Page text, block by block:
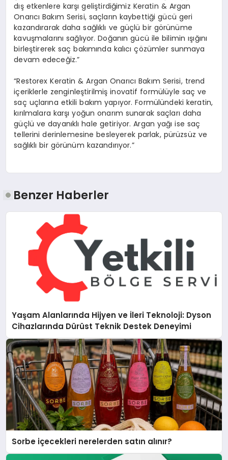
dış etkenlere karşı geliştirdiğimiz Keratin & Argan
Onarıcı Bakım Serisi, saçların kaybettiği gücü geri
kazandırarak daha sağlıklı ve güçlü bir görünüme
kavuşmalarını sağlıyor. Doğanın gücü ile bilimin ışığını
birleştirerek saç bakımında kalıcı çözümler sunmaya
devam edeceğiz.”
“Restorex Keratin & Argan Onarıcı Bakım Serisi, trend
içeriklerle zenginleştirilmiş inovatif formülüyle saç ve
saç uçlarına etkili bakım yapıyor. Formülündeki keratin,
kırılmalara karşı yoğun onarım sunarak saçları daha
güçlü ve dayanıklı hale getiriyor. Argan yağı ise saç
tellerini derinlemesine besleyerek parlak, pürüzsüz ve
sağlıklı bir görünüm kazandırıyor.”
Benzer Haberler
Yaşam Alanlarında Hijyen ve İleri Teknoloji: Dyson
Cihazlarında Dürüst Teknik Destek Deneyimi
Sorbe içecekleri nerelerden satın alınır?